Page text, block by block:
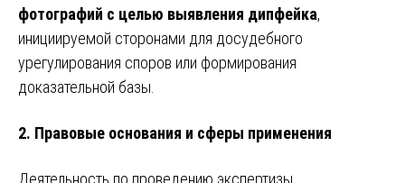
фотографий с целью выявления дипфейка,
инициируемой сторонами для досудебного
урегулирования споров или формирования
доказательной базы.
2. Правовые основания и сферы применения
Деятельность по проведению экспертизы